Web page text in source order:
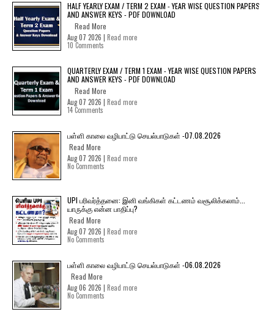
HALF YEARLY EXAM / TERM 2 EXAM - YEAR WISE QUESTION PAPERS
AND ANSWER KEYS - PDF DOWNLOAD
Read More
Aug 07 2026 | Read more
10 Comments
QUARTERLY EXAM / TERM 1 EXAM - YEAR WISE QUESTION PAPERS
AND ANSWER KEYS - PDF DOWNLOAD
Read More
Aug 07 2026 | Read more
14 Comments
பள்ளி காலை வழிபாட்டு செயல்பாடுகள் -07.08.2026
Read More
Aug 07 2026 | Read more
No Comments
UPI பரிவர்த்தனை: இனி வங்கிகள் கட்டணம் வசூலிக்கலாம்...
யாருக்கு என்ன பாதிப்பு?
Read More
Aug 07 2026 | Read more
No Comments
பள்ளி காலை வழிபாட்டு செயல்பாடுகள் -06.08.2026
Read More
Aug 06 2026 | Read more
No Comments